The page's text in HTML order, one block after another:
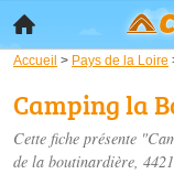
Accueil > Pays de la Loire
Camping la
Cette fiche présente
de la boutinardière,